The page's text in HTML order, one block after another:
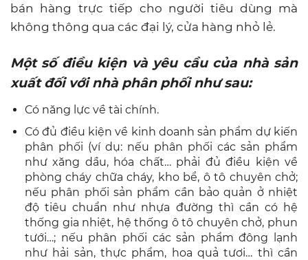
bán hàng trực tiếp cho người tiêu dùng mà
không thông qua các đại lý, cửa hàng nhỏ lẻ.
Một số điều kiện và yêu cầu của nhà sản
xuất đối với nhà phân phối như sau:
Có năng lực về tài chính.
Có đủ điều kiện về kinh doanh sản phẩm dự kiến
phân phối (ví dụ: nếu phân phối các sản phẩm
như xăng dầu, hóa chất… phải đủ điều kiện về
phòng cháy chữa cháy, kho bể, ô tô chuyên chở;
nếu phân phối sản phẩm cần bảo quản ở nhiệt
độ tiêu chuẩn như nhựa đường thì cần có hệ
thống gia nhiệt, hệ thống ô tô chuyên chở, phun
tưới…; nếu phân phối các sản phẩm đông lạnh
như hải sản, thực phẩm, hoa quả tươi… thì cần